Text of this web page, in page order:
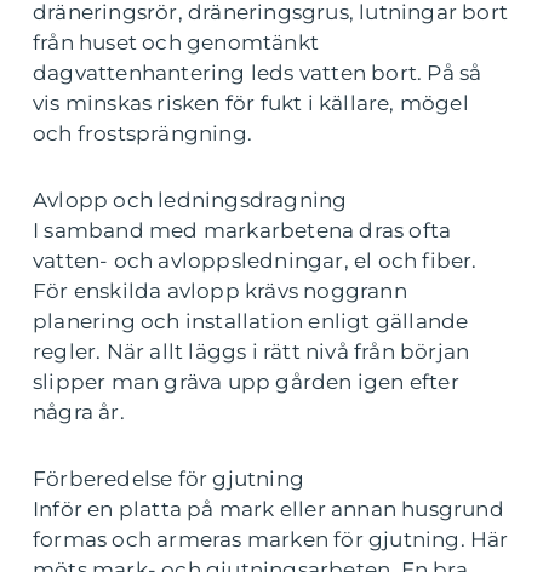
dräneringsrör, dräneringsgrus, lutningar bort
från huset och genomtänkt
dagvattenhantering leds vatten bort. På så
vis minskas risken för fukt i källare, mögel
och frostsprängning.
Avlopp och ledningsdragning
I samband med markarbetena dras ofta
vatten- och avloppsledningar, el och fiber.
För enskilda avlopp krävs noggrann
planering och installation enligt gällande
regler. När allt läggs i rätt nivå från början
slipper man gräva upp gården igen efter
några år.
Förberedelse för gjutning
Inför en platta på mark eller annan husgrund
formas och armeras marken för gjutning. Här